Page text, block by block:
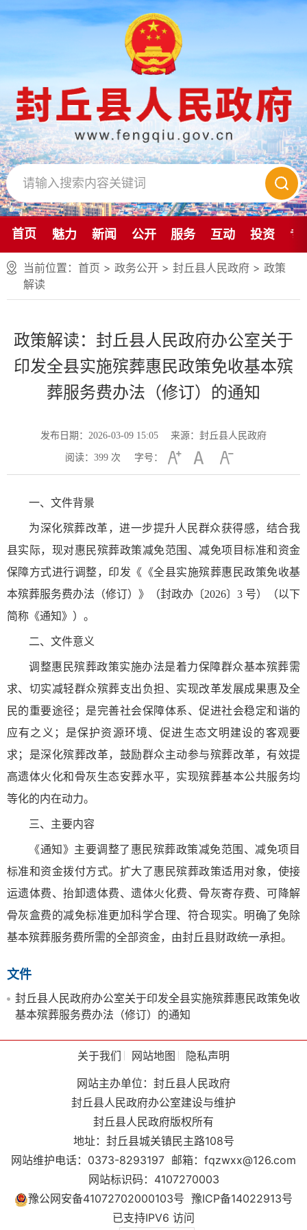
首页 魅力 新闻 公开 服务 互动 投资 专
当前位置： 首页 > 政务公开 > 封丘县人民政府 > 政策
解读
政策解读：封丘县人民政府办公室关于
印发全县实施殡葬惠民政策免收基本殡
葬服务费办法（修订）的通知
发布日期：2026-03-09 15:05 来源：封丘县人民政府
阅读： 399 次 字号：
一、文件背景
为深化殡葬改革，进一步提升人民群众获得感，结合我
县实际，现对惠民殡葬政策减免范围、减免项目标准和资金
保障方式进行调整，印发《《全县实施殡葬惠民政策免收基
本殡葬服务费办法（修订）》（封政办〔2026〕3 号）（以下
简称《通知》）。
二、文件意义
调整惠民殡葬政策实施办法是着力保障群众基本殡葬需
求、切实减轻群众殡葬支出负担、实现改革发展成果惠及全
民的重要途径；是完善社会保障体系、促进社会稳定和谐的
应有之义；是保护资源环境、促进生态文明建设的客观要
求；是深化殡葬改革，鼓励群众主动参与殡葬改革，有效提
高遗体火化和骨灰生态安葬水平，实现殡葬基本公共服务均
等化的内在动力。
三、主要内容
《通知》主要调整了惠民殡葬政策减免范围、减免项目
标准和资金拨付方式。扩大了惠民殡葬政策适用对象，使接
运遗体费、抬卸遗体费、遗体火化费、骨灰寄存费、可降解
骨灰盒费的减免标准更加科学合理、符合现实。明确了免除
基本殡葬服务费所需的全部资金，由封丘县财政统一承担。
文件
封丘县人民政府办公室关于印发全县实施殡葬惠民政策免收
基本殡葬服务费办法（修订）的通知
关于我们 网站地图
隐私声明
网站主办单位：封丘县人民政府
封丘县人民政府办公室建设与维护
封丘县人民政府版权所有
地址：封丘县城关镇民主路108号
网站维护电话：0373-8293197 邮箱：fqzwxx@126.com
网站标识码：4107270003
豫公网安备41072702000103号 豫ICP备14022913号
已支持IPV6 访问